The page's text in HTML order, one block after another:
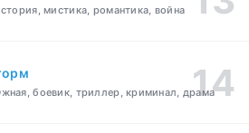
мистика, романтика, война
боевик, триллер, криминал, драма